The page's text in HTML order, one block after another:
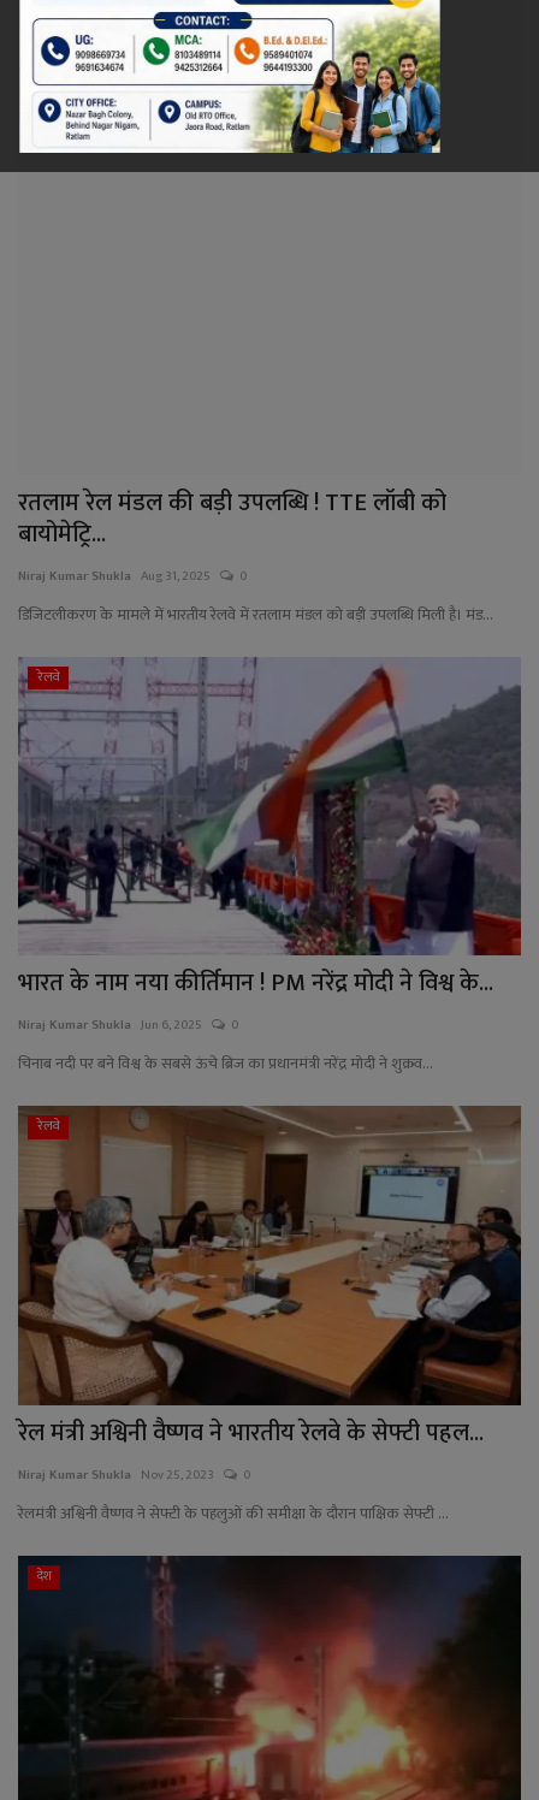
रेलवे
खेल
ज्योतिष
YouTube
Language
Hiindi
रतलाम रेल मंडल की बड़ी उपलब्धि ! TTE लॉबी को
बायोमेट्रि...
Niraj Kumar Shukla Aug 31, 2025 0
डिजिटलीकरण के मामले में भारतीय रेलवे में रतलाम मंडल को बड़ी उपलब्धि मिली है। मंड...
रेलवे
भारत के नाम नया कीर्तिमान ! PM नरेंद्र मोदी ने विश्व के...
Niraj Kumar Shukla Jun 6, 2025 0
चिनाब नदी पर बने विश्व के सबसे ऊंचे ब्रिज का प्रधानमंत्री नरेंद्र मोदी ने शुक्रव...
रेलवे
रेल मंत्री अश्विनी वैष्णव ने भारतीय रेलवे के सेफ्टी पहल...
Niraj Kumar Shukla Nov 25, 2023 0
रेलमंत्री अश्विनी वैष्णव ने सेफ्टी के पहलुओं की समीक्षा के दौरान पाक्षिक सेफ्टी ...
देश